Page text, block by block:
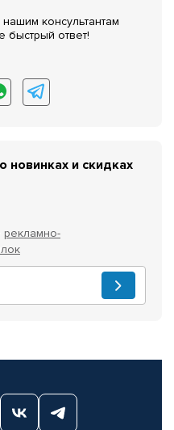
консультантам
быстрый ответ!
и скидках
рекламно-